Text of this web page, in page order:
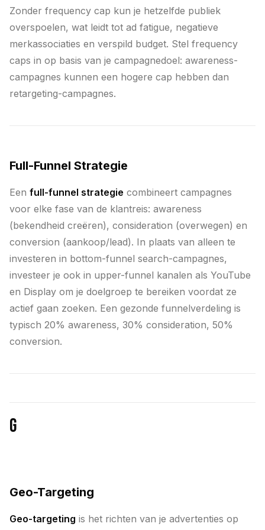
Zonder frequency cap kun je hetzelfde publiek
overspoelen, wat leidt tot ad fatigue, negatieve
merkassociaties en verspild budget. Stel frequency
caps in op basis van je campagnedoel: awareness-
campagnes kunnen een hogere cap hebben dan
retargeting-campagnes.
Full-Funnel Strategie
Een full-funnel strategie combineert campagnes
voor elke fase van de klantreis: awareness
(bekendheid creëren), consideration (overwegen) en
conversion (aankoop/lead). In plaats van alleen te
investeren in bottom-funnel search-campagnes,
investeer je ook in upper-funnel kanalen als YouTube
en Display om je doelgroep te bereiken voordat ze
actief gaan zoeken. Een gezonde funnelverdeling is
typisch 20% awareness, 30% consideration, 50%
conversion.
G
Geo-Targeting
Geo-targeting is het richten van je advertenties op